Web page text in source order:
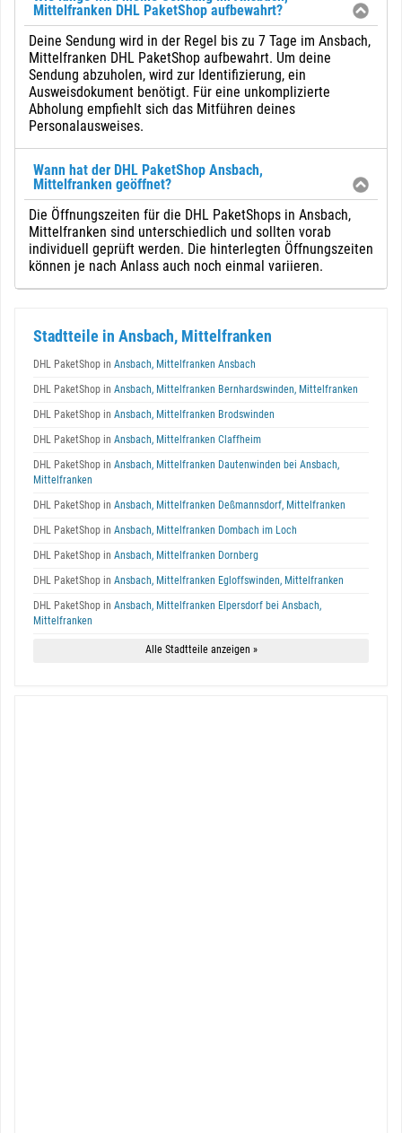
Mittelfranken DHL PaketShop aufbewahrt?
Deine Sendung wird in der Regel bis zu 7 Tage im Ansbach,
Mittelfranken DHL PaketShop aufbewahrt. Um deine
Sendung abzuholen, wird zur Identifizierung, ein
Ausweisdokument benötigt. Für eine unkomplizierte
Abholung empfiehlt sich das Mitführen deines
Personalausweises.
Wann hat der DHL PaketShop Ansbach,
Mittelfranken geöffnet?
Die Öffnungszeiten für die DHL PaketShops in Ansbach,
Mittelfranken sind unterschiedlich und sollten vorab
individuell geprüft werden. Die hinterlegten Öffnungszeiten
können je nach Anlass auch noch einmal variieren.
Stadtteile in Ansbach, Mittelfranken
DHL PaketShop in Ansbach, Mittelfranken Ansbach
DHL PaketShop in Ansbach, Mittelfranken Bernhardswinden, Mittelfranken
DHL PaketShop in Ansbach, Mittelfranken Brodswinden
DHL PaketShop in Ansbach, Mittelfranken Claffheim
DHL PaketShop in Ansbach, Mittelfranken Dautenwinden bei Ansbach,
Mittelfranken
DHL PaketShop in Ansbach, Mittelfranken Deßmannsdorf, Mittelfranken
DHL PaketShop in Ansbach, Mittelfranken Dombach im Loch
DHL PaketShop in Ansbach, Mittelfranken Dornberg
DHL PaketShop in Ansbach, Mittelfranken Egloffswinden, Mittelfranken
DHL PaketShop in Ansbach, Mittelfranken Elpersdorf bei Ansbach,
Mittelfranken
Alle Stadtteile anzeigen »